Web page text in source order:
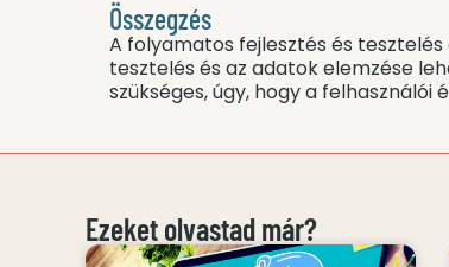
Összegzés
A folyamatos fejlesztés és
tesztelés és az adatok elemzése
szükséges, úgy, hogy a
Ezeket olvastad már?